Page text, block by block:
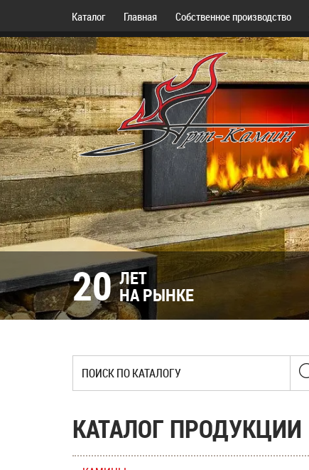
Каталог Главная Собственное производство
20 ЛЕТ
НА РЫНКЕ
КАТАЛОГ ПРОДУКЦИИ